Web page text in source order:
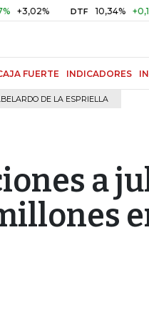
DTF 10,34% +0,10%
FUERTE INDICADORES
DE LA ESPRIELLA
a